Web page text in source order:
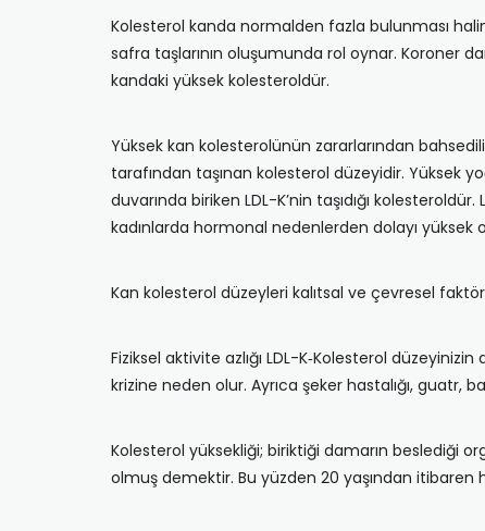
Kolesterol kanda normalden fazla bulunması
safra taşlarının oluşumunda rol oynar. Koroner
kandaki yüksek kolesteroldür.
Yüksek kan kolesterolünün zararlarından
tarafından taşınan kolesterol düzeyidir. Yüksek
duvarında biriken LDL-K’nin taşıdığı
kadınlarda hormonal nedenlerden dolayı
Kan kolesterol düzeyleri kalıtsal ve çevresel
Fiziksel aktivite azlığı LDL-K‐Kolesterol
krizine neden olur. Ayrıca şeker hastalığı, guatr,
Kolesterol yüksekliği; biriktiği damarın beslediği
olmuş demektir. Bu yüzden 20 yaşından